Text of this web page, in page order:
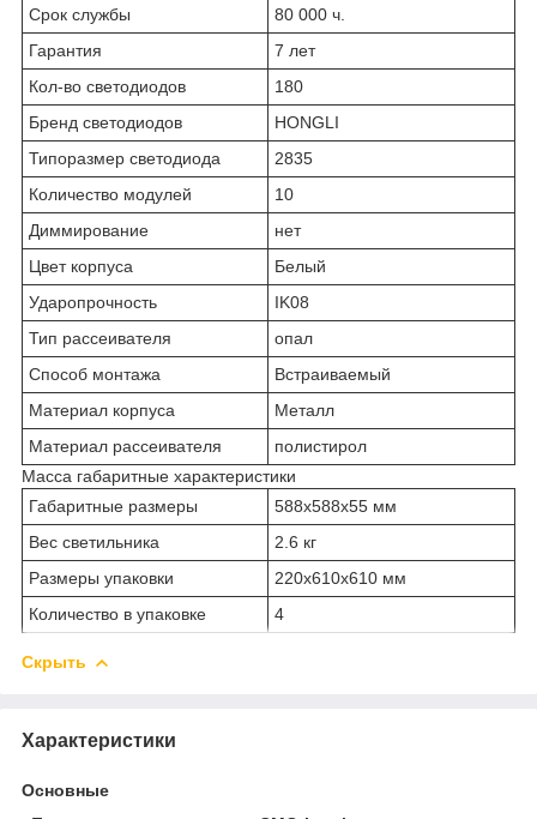
Срок службы
80 000 ч.
Гарантия
7 лет
Кол-во светодиодов
180
Бренд светодиодов
HONGLI
Типоразмер светодиода
2835
Количество модулей
10
Диммирование
нет
Цвет корпуса
Белый
Ударопрочность
IK08
Тип рассеивателя
опал
Способ монтажа
Встраиваемый
Материал корпуса
Металл
Материал рассеивателя
полистирол
Масса габаритные характеристики
Габаритные размеры
588х588х55 мм
Вес светильника
2.6 кг
Размеры упаковки
220х610х610 мм
Количество в упаковке
4
Скрыть
Характеристики
Основные